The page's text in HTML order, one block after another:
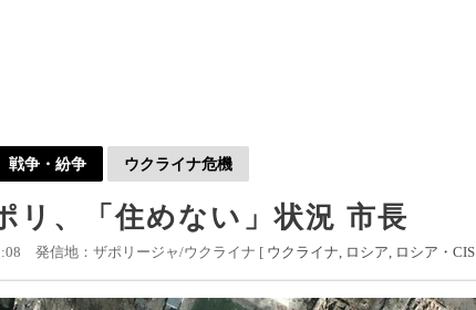
戦争・紛争 ウクライナ危機
リ、「住めない」状況 市長
発信地：ザポリージャ/ウクライナ [ ウクライナ ロシア ロシア・CIS